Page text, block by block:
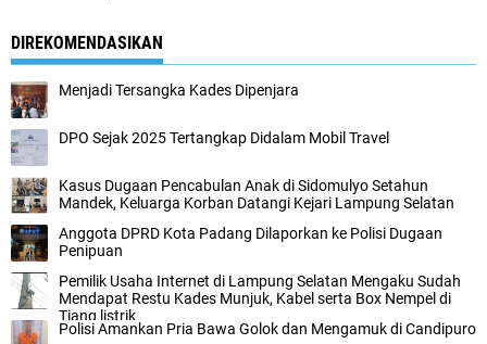
DIREKOMENDASIKAN
Menjadi Tersangka Kades Dipenjara
DPO Sejak 2025 Tertangkap Didalam Mobil Travel
Kasus Dugaan Pencabulan Anak di Sidomulyo Setahun
Mandek, Keluarga Korban Datangi Kejari Lampung Selatan
Anggota DPRD Kota Padang Dilaporkan ke Polisi Dugaan
Penipuan
Pemilik Usaha Internet di Lampung Selatan Mengaku Sudah
Mendapat Restu Kades Munjuk, Kabel serta Box Nempel di
Tiang listrik
Polisi Amankan Pria Bawa Golok dan Mengamuk di Candipuro